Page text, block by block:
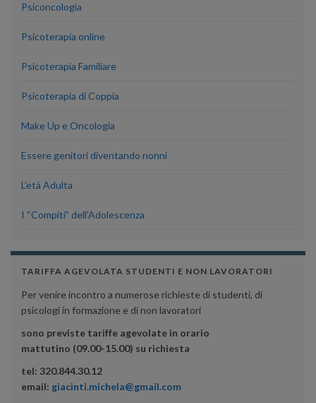
Psiconcologia
Psicoterapia online
Psicoterapia Familiare
Psicoterapia di Coppia
Make Up e Oncologia
Essere genitori diventando nonni
L’età Adulta
I “Compiti” dell’Adolescenza
TARIFFA AGEVOLATA STUDENTI E NON LAVORATORI
Per venire incontro a numerose richieste di studenti, di
psicologi in formazione e di non lavoratori
sono previste tariffe agevolate in orario
mattutino (09.00-15.00) su richiesta
tel: 320.844.30.12
email: giacinti.michela@gmail.com